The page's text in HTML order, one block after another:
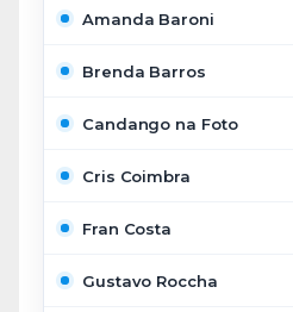
Amanda Baroni
Brenda Barros
Candango na Foto
Cris Coimbra
Fran Costa
Gustavo Roccha